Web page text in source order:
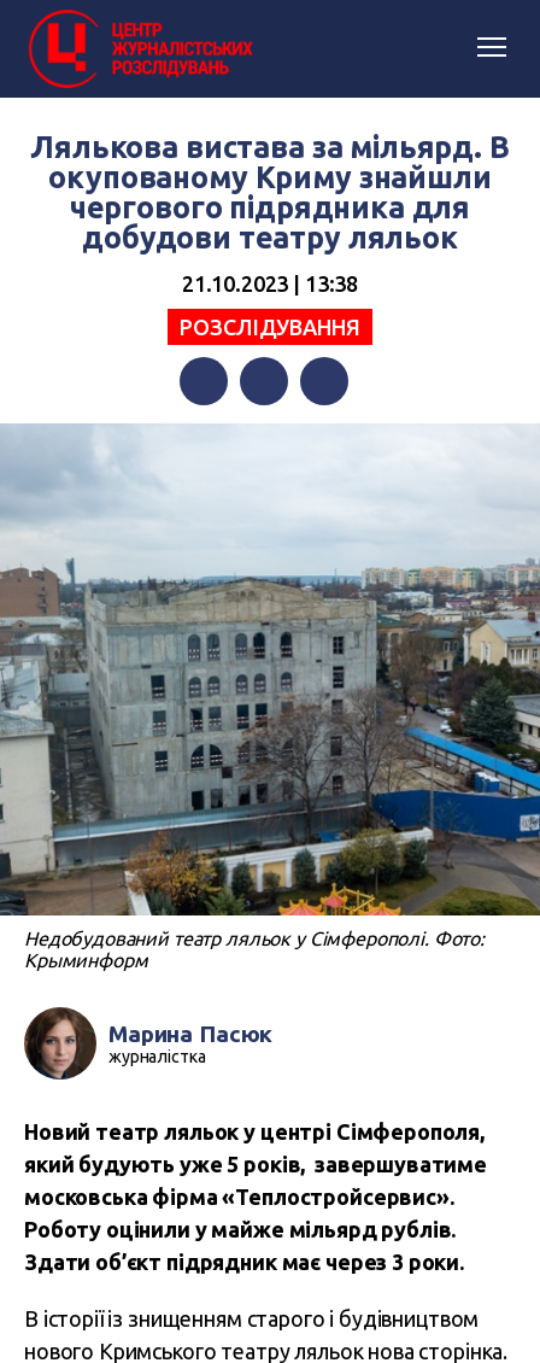
Лялькова вистава за мільярд. В
окупованому Криму знайшли
чергового підрядника для
добудови театру ляльок
21.10.2023 | 13:38
РОЗСЛІДУВАННЯ
FacebookTwitterTelegram
Недобудований театр ляльок у Сімферополі. Фото:
Крыминформ
Марина Пасюк
журналістка
Новий театр ляльок у центрі Сімферополя,
який будують уже 5 років, завершуватиме
московська фірма «Теплостройсервис».
Роботу оцінили у майже мільярд рублів.
Здати об’єкт підрядник має через 3 роки.
В історії із знищенням старого і будівництвом
нового Кримського театру ляльок нова сторінка.